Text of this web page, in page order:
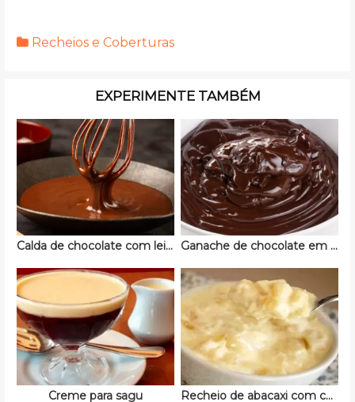
Recheios e Coberturas
EXPERIMENTE TAMBÉM
Calda de chocolate com leite condensado Ganache de chocolate em pó
Creme para sagu Recheio de abacaxi com coco